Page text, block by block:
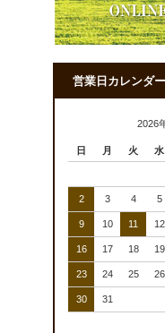
営業日カレンダー
2026
日 月 火 水
2 3 4 5
9 10 11 12
16 17 18 19
23 24 25 26
30 31